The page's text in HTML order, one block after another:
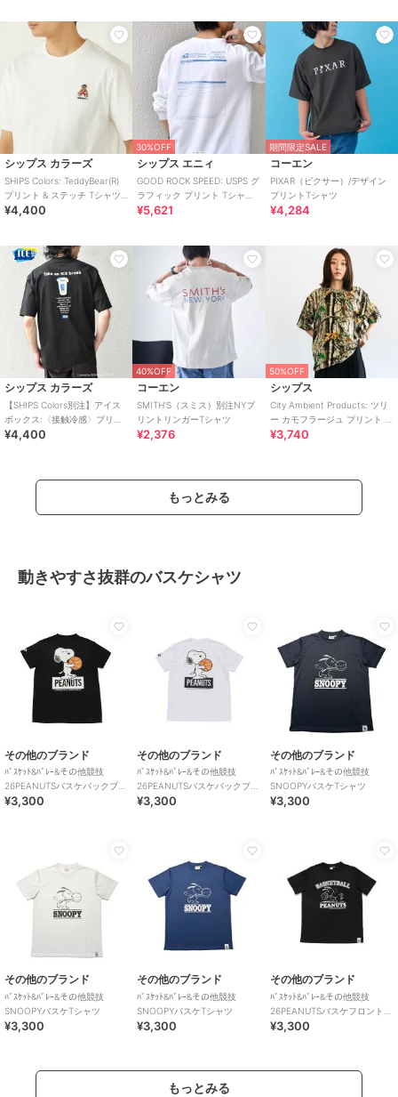
シップス カラーズ
SHIPS Colors: TeddyBear(R)
プリント & ステッチ Tシャツ
◇
¥4,400
30%OFF
シップス エニィ
GOOD ROCK SPEED: USPS グ
ラフィック プリント Tシャツ
(ロンT)◇
¥5,621
期間限定SALE
コーエン
PIXAR（ピクサー）/デザイン
プリントTシャツ
¥4,284
シップス カラーズ
【SHIPS Colors別注】アイス
ボックス:〈接触冷感〉プリン
ト Tシャツ◇
¥4,400
40%OFF
コーエン
SMITH’S（スミス）別注NYプ
リントリンガーTシャツ
¥2,376
50%OFF
シップス
City Ambient Products: ツリ
ー カモフラージュ プリント T
シャツ
¥3,740
もっとみる
動きやすさ抜群のバスケシャツ
その他のブランド
ﾊﾞｽｹｯﾄ&ﾊﾞﾚｰ&その他競技
26PEANUTSバスケバックプリ
ントTシャツ
¥3,300
その他のブランド
ﾊﾞｽｹｯﾄ&ﾊﾞﾚｰ&その他競技
26PEANUTSバスケバックプリ
ントTシャツ
¥3,300
その他のブランド
ﾊﾞｽｹｯﾄ&ﾊﾞﾚｰ&その他競技
SNOOPYバスケTシャツ
¥3,300
その他のブランド
ﾊﾞｽｹｯﾄ&ﾊﾞﾚｰ&その他競技
SNOOPYバスケTシャツ
¥3,300
その他のブランド
ﾊﾞｽｹｯﾄ&ﾊﾞﾚｰ&その他競技
SNOOPYバスケTシャツ
¥3,300
その他のブランド
ﾊﾞｽｹｯﾄ&ﾊﾞﾚｰ&その他競技
26PEANUTSバスケフロントプ
リントTシャツ
¥3,300
もっとみる